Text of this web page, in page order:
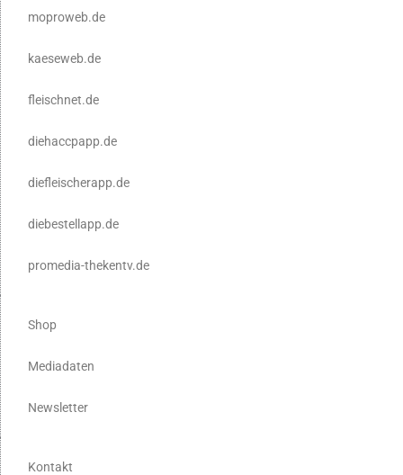
moproweb.de
kaeseweb.de
fleischnet.de
diehaccpapp.de
diefleischerapp.de
diebestellapp.de
promedia-thekentv.de
Shop
Mediadaten
Newsletter
Kontakt